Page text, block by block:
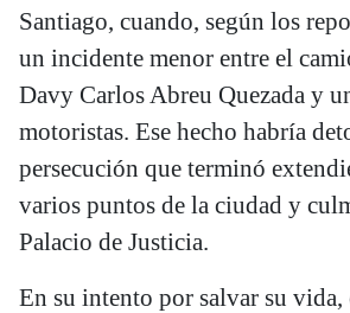
Santiago, cuando, según los
un incidente menor entre el
Davy Carlos Abreu Quezada y
motoristas. Ese hecho habría
persecución que terminó
varios puntos de la ciudad y
Palacio de Justicia.
En su intento por salvar su vida,